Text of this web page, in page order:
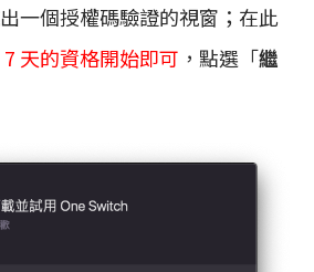
一個授權碼驗證的視窗；在此
天的資格開始即可 ，點選「繼